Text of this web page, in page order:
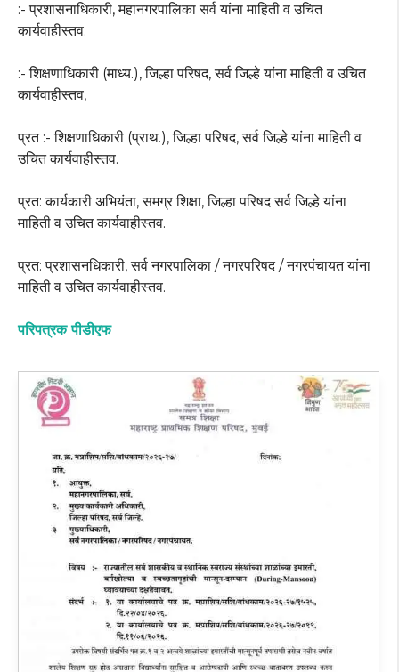
:- प्रशासनाधिकारी, महानगरपालिका सर्व यांना माहिती व उचित
कार्यवाहीस्तव.
:- शिक्षणाधिकारी (माध्य.), जिल्हा परिषद, सर्व जिल्हे यांना माहिती व उचित
कार्यवाहीस्तव,
प्रत :- शिक्षणाधिकारी (प्राथ.), जिल्हा परिषद, सर्व जिल्हे यांना माहिती व
उचित कार्यवाहीस्तव.
प्रत: कार्यकारी अभियंता, समग्र शिक्षा, जिल्हा परिषद सर्व जिल्हे यांना
माहिती व उचित कार्यवाहीस्तव.
प्रत: प्रशासनधिकारी, सर्व नगरपालिका / नगरपरिषद / नगरपंचायत यांना
माहिती व उचित कार्यवाहीस्तव.
परिपत्रक पीडीएफ